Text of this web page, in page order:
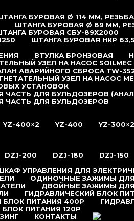
БУРОВАЯ Ø 114 ММ, РЕЗЬБА
ШТАНГА БУРОВАЯ Ø 89 ММ,
БУРОВАЯ СБУ-89Х2000
ШТАНГА БУРОВАЯ НКР
ВТУЛКА БРОНЗОВАЯ
УЗЕЛ НА НАСОС SOILMEC
АВАРИЙНОГО СБРОСА TW-
УЗЕЛ НА НАСОС
УСТАНОВОК
ЧАСТЬ ДЛЯ БУЛЬДОЗЕРОВ
ЧАСТЬ ДЛЯ БУЛЬДОЗЕРОВ
YZ-400×2 YZ-400 YZ-300×2
DZJ-200 DZJ-180 DZJ-150
УПРАВЛЕНИЯ ДЛЯ
ОДИНОЧНЫЕ ЗАЖИМЫ ДЛЯ
ДВОЙНЫЕ ЗАЖИМЫ ДЛЯ
ГИДРАВЛИЧЕСКИЙ БЛОК
БЛОК ПИТАНИЯ 400P
ПИТАНИЯ 120P
КОНТАКТЫ